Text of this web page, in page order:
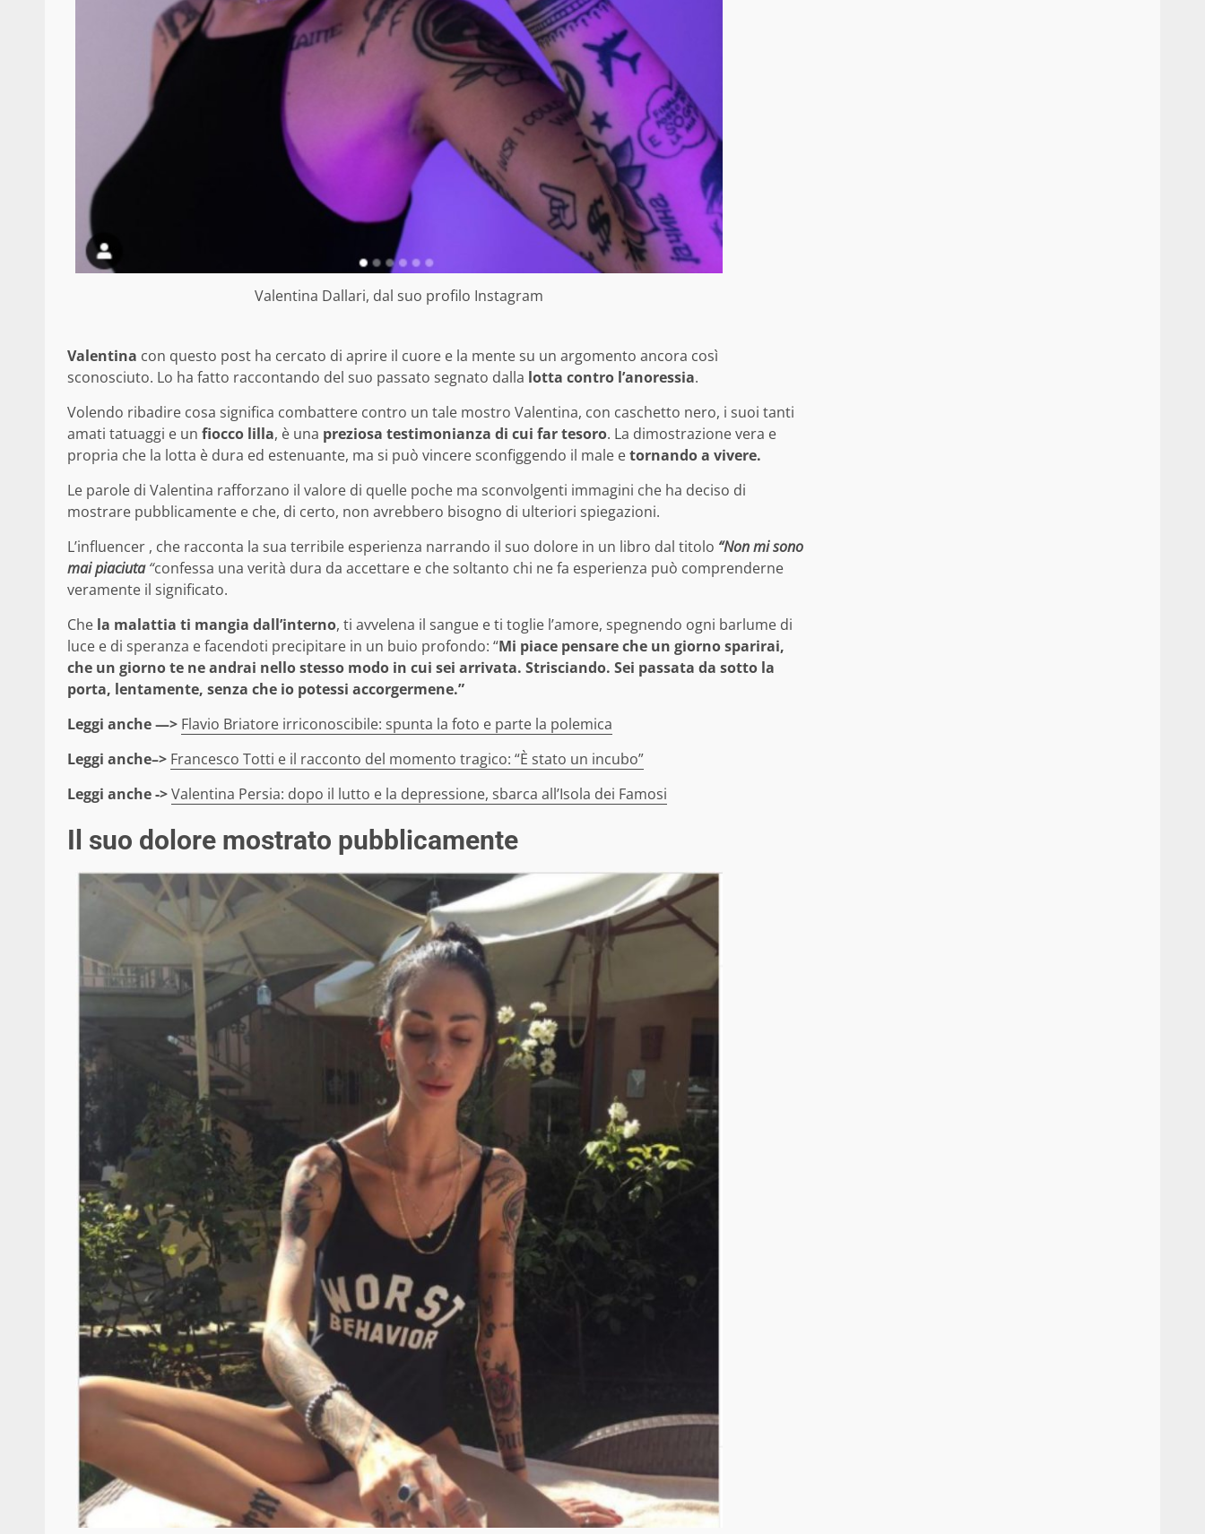
Valentina Dallari, dal suo profilo Instagram
Valentina con questo post ha cercato di aprire il cuore e la mente su un argomento ancora così
sconosciuto. Lo ha fatto raccontando del suo passato segnato dalla lotta contro l’anoressia.
Volendo ribadire cosa significa combattere contro un tale mostro Valentina, con caschetto nero, i suoi tanti
amati tatuaggi e un fiocco lilla, è una preziosa testimonianza di cui far tesoro. La dimostrazione vera e
propria che la lotta è dura ed estenuante, ma si può vincere sconfiggendo il male etornando a vivere.
Le parole di Valentina rafforzano il valore di quelle poche ma sconvolgenti immagini che ha deciso di
mostrare pubblicamente e che, di certo, non avrebbero bisogno di ulteriori spiegazioni.
L’influencer , che racconta la sua terribile esperienza narrando il suo dolore in un libro dal titolo “Non mi sono
mai piaciuta“confessa una verità dura da accettare e che soltanto chi ne fa esperienza può comprenderne
veramente il significato.
Che la malattia ti mangia dall’interno, ti avvelena il sangue e ti toglie l’amore, spegnendo ogni barlume di
luce e di speranza e facendoti precipitare in un buio profondo: “Mi piace pensare che un giorno sparirai,
che un giorno te ne andrai nello stesso modo in cui sei arrivata. Strisciando. Sei passata da sotto la
porta, lentamente, senza che io potessi accorgermene.”
Leggi anche —> Flavio Briatore irriconoscibile: spunta la foto e parte la polemica
Leggi anche–> Francesco Totti e il racconto del momento tragico: “È stato un incubo”
Leggi anche ->Valentina Persia: dopo il lutto e la depressione, sbarca all’Isola dei Famosi
Il suo dolore mostrato pubblicamente